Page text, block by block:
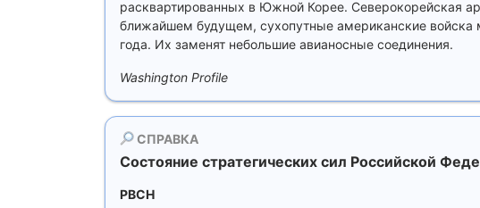
расквартированных в Южной Корее. Северокорейская
ближайшем будущем, сухопутные американские войска
года. Их заменят небольшие авианосные соединения.
Washington Profile
СПРАВКА
Состояние стратегических сил Российской
РВСН